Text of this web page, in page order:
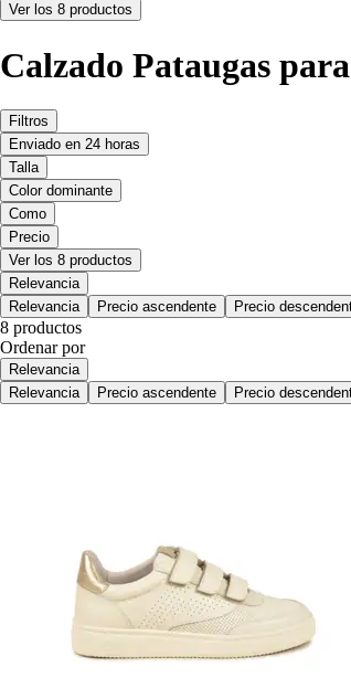
Ver los 8 productos
Calzado Pataugas
Filtros
Enviado en 24 horas
Talla
Color dominante
Como
Precio
Ver los 8 productos
Relevancia
Relevancia
Precio ascendente Precio
8 productos
Ordenar por
Relevancia
Relevancia
Precio ascendente Precio